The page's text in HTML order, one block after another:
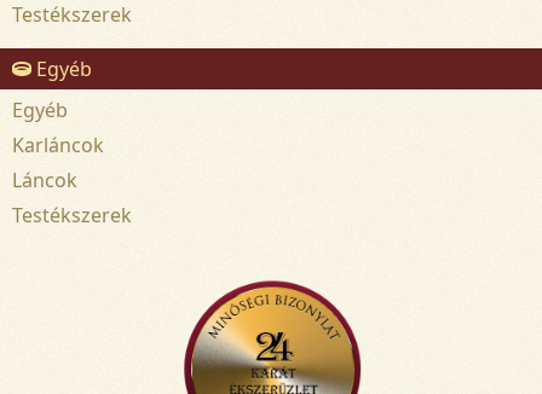
Testékszerek
Egyéb
Egyéb
Karláncok
Láncok
Testékszerek